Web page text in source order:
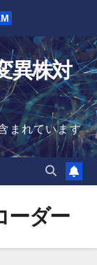
異株対
まれています
ーダー